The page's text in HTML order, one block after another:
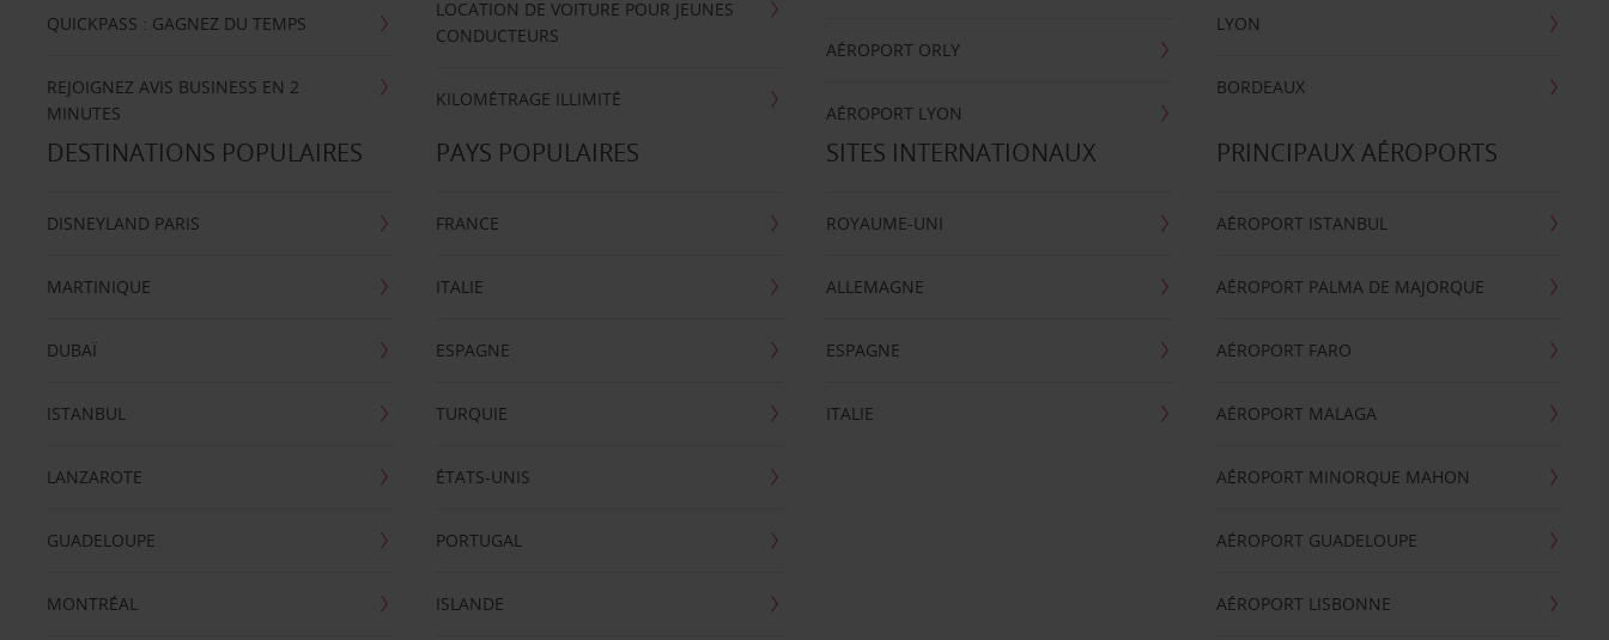
QUICKPASS : GAGNEZ DU TEMPS
REJOIGNEZ AVIS BUSINESS EN 2
MINUTES
LOCATION DE VOITURE POUR JEUNES
CONDUCTEURS
KILOMÉTRAGE ILLIMITÉ
AÉROPORT ORLY
AÉROPORT LYON
LYON
BORDEAUX
DESTINATIONS POPULAIRES
DISNEYLAND PARIS
MARTINIQUE
DUBAÏ
ISTANBUL
LANZAROTE
GUADELOUPE
MONTRÉAL
PAYS POPULAIRES
FRANCE
ITALIE
ESPAGNE
TURQUIE
ÉTATS-UNIS
PORTUGAL
ISLANDE
SITES INTERNATIONAUX
ROYAUME-UNI
ALLEMAGNE
ESPAGNE
ITALIE
PRINCIPAUX AÉROPORTS
AÉROPORT ISTANBUL
AÉROPORT PALMA DE MAJORQUE
AÉROPORT FARO
AÉROPORT MALAGA
AÉROPORT MINORQUE MAHON
AÉROPORT GUADELOUPE
AÉROPORT LISBONNE